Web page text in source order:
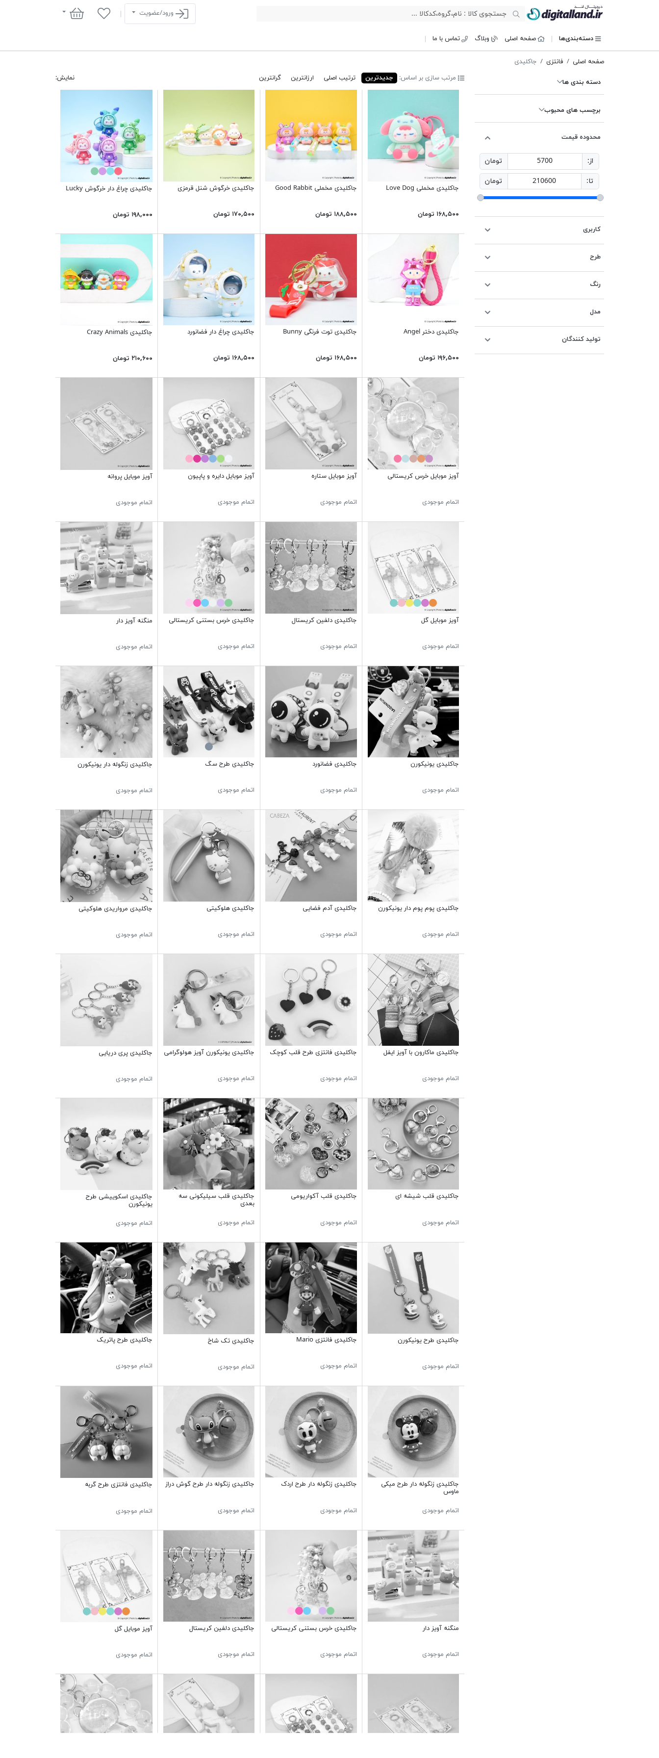
ورود/عضویت سبد خرید
دسته‌بندی‌ها صفحه اصلی وبلاگ تماس با ما
صفحه اصلی فانتزی جاکلیدی
دسته بندی ها
برچسب های محبوب
محدوده قیمت
از: 5700 تومان
تا: 210600 تومان
کاربری
طرح
رنگ
مدل
تولید کنندگان
نمایش: مرتب سازی بر اساس: جدیدترین ترتیب اصلی ارزانترین گرانترین
جاکلیدی مخملی Love Dog
۱۶۸,۵۰۰ تومان
جاکلیدی مخملی Good Rabbit
۱۸۸,۵۰۰ تومان
جاکلیدی خرگوش شنل قرمزی
۱۷۰,۵۰۰ تومان
جاکلیدی چراغ دار خرگوش Lucky
۱۹۸,۰۰۰ تومان
جاکلیدی دختر Angel
۱۹۶,۵۰۰ تومان
جاکلیدی توت فرنگی Bunny
۱۶۸,۵۰۰ تومان
جاکلیدی چراغ دار فضانورد
۱۶۸,۵۰۰ تومان
جاکلیدی Crazy Animals
۲۱۰,۶۰۰ تومان
آویز موبایل خرس کریستالی
اتمام موجودی
آویز موبایل ستاره
اتمام موجودی
آویز موبایل دایره و پاپیون
اتمام موجودی
آویز موبایل پروانه
اتمام موجودی
آویز موبایل گل
اتمام موجودی
جاکلیدی دلفین کریستال
اتمام موجودی
جاکلیدی خرس بستنی کریستالی
اتمام موجودی
منگنه آویز دار
اتمام موجودی
جاکلیدی یونیکورن
اتمام موجودی
جاکلیدی فضانورد
اتمام موجودی
جاکلیدی طرح سگ
اتمام موجودی
جاکلیدی زنگوله دار یونیکورن
اتمام موجودی
جاکلیدی پوم پوم دار یونیکورن
اتمام موجودی
جاکلیدی آدم فضایی
اتمام موجودی
جاکلیدی هلوکیتی
اتمام موجودی
جاکلیدی مرواریدی هلوکیتی
اتمام موجودی
جاکلیدی ماکارون با آویز ایفل
اتمام موجودی
جاکلیدی فانتزی طرح قلب کوچک
اتمام موجودی
جاکلیدی یونیکورن آویز هولوگرامی
اتمام موجودی
جاکلیدی پری دریایی
اتمام موجودی
جاکلیدی قلب شیشه ای
اتمام موجودی
جاکلیدی قلب آکواریومی
اتمام موجودی
جاکلیدی قلب سیلیکونی سه
بعدی
اتمام موجودی
جاکلیدی اسکوییشی طرح
یونیکورن
اتمام موجودی
جاکلیدی طرح یونیکورن
اتمام موجودی
جاکلیدی فانتزی Mario
اتمام موجودی
جاکلیدی تک شاخ
اتمام موجودی
جاکلیدی طرح پاتریک
اتمام موجودی
جاکلیدی زنگوله دار طرح میکی
ماوس
اتمام موجودی
جاکلیدی زنگوله دار طرح اردک
اتمام موجودی
جاکلیدی زنگوله دار طرح گوش دراز
اتمام موجودی
جاکلیدی فانتزی طرح گربه
اتمام موجودی
منگنه آویز دار
اتمام موجودی
جاکلیدی خرس بستنی کریستالی
اتمام موجودی
جاکلیدی دلفین کریستال
اتمام موجودی
آویز موبایل گل
اتمام موجودی